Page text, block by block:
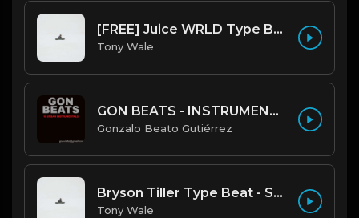
[FREE] Juice WRLD Type Beat - Lucid Piano (Prod by Tony Wale)
Tony Wale
GON BEATS - INSTRUMENTAL 219001 [150BPM] [TRAP]
Gonzalo Beato Gutiérrez
Bryson Tiller Type Beat - Smoking Aces (F Minor) (Prod by Tony Wale)
Tony Wale